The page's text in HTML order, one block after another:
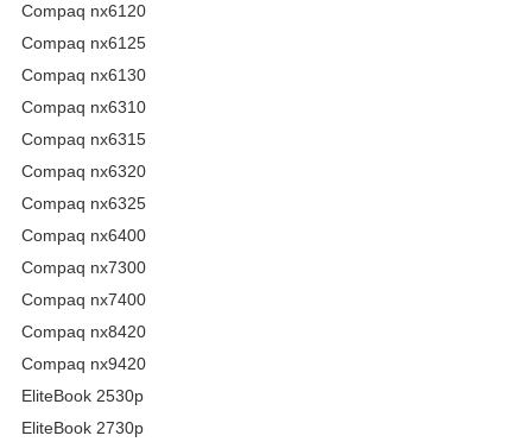
Compaq nx6120
Compaq nx6125
Compaq nx6130
Compaq nx6310
Compaq nx6315
Compaq nx6320
Compaq nx6325
Compaq nx6400
Compaq nx7300
Compaq nx7400
Compaq nx8420
Compaq nx9420
EliteBook 2530p
EliteBook 2730p